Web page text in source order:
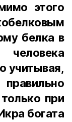
этого
белка в
человека
учитывая,
при
богата